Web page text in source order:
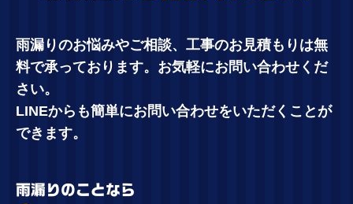
雨漏りのお悩みやご相談、工事のお見積もりは無
料で承っております。お気軽にお問い合わせくだ
さい。
LINEからも簡単にお問い合わせをいただくことが
できます。
雨漏りのことなら